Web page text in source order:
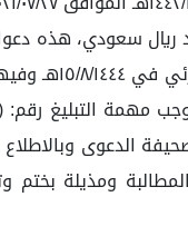
مبلغ وقدره (١٣,٣٠١.٠٠) ثلاثة عشر ألفًا
المدون أعلاه، ثم أُحيلت إلى
عبر النظام بموجب مهمة
الدعوى وبالاطلاع
ومذيلة